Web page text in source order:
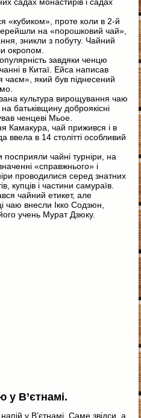
«кубиком», проте коли в 2-й
на «порошковий чай»,
зникли з побуту. Чайний
окропом.
завдяки ченцю
в Китаї. Ейса написав
чаєм», який був піднесений
культура вирощування чаю
батьківщину доброякісні
ченцеві Мьое.
Камакура, чай прижився і в
ввела в 14 столітті особливий
посприяли чайні турніри, на
«справжнього» і
проводилися серед знатних
купців і частини самураїв.
чайний етикет, але
чаю внесли Ікко Содзюн,
учень Мурат Дзюку.
у В’єтнамі.
у В’єтнамі. Саме звідси, а